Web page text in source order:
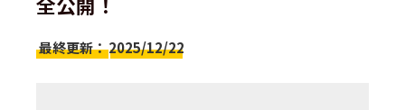
最終更新：2025/12/22